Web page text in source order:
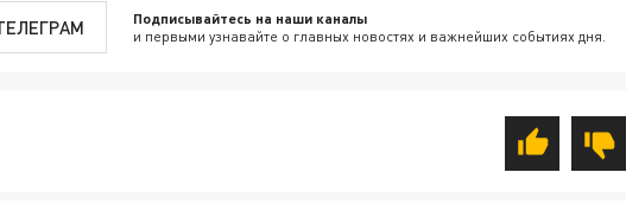
Подписывайтесь на наши каналы
и первыми узнавайте о главных новостях и важнейших событиях дня.